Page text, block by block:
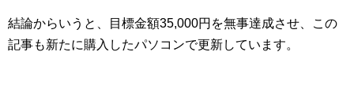
結論からいうと、目標金額35,000円を無事達成させ、この
記事も新たに購入したパソコンで更新しています。